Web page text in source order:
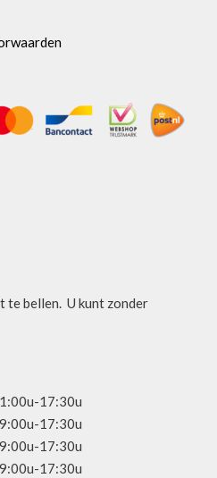
te bellen. U kunt zonder
17:30u
17:30u
17:30u
17:30u